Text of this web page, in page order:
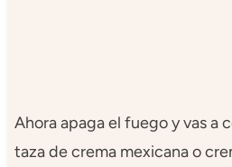
Ahora apaga el fuego y vas a
taza de crema mexicana o